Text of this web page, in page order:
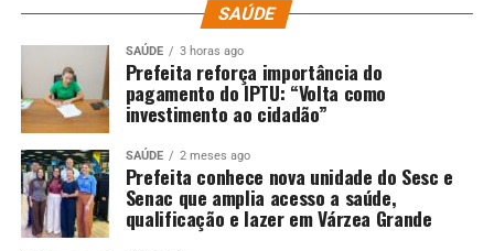
SAÚDE
SAÚDE 3 horas ago
Prefeita reforça importância do
pagamento do IPTU: “Volta como
investimento ao cidadão”
SAÚDE 2 meses ago
Prefeita conhece nova unidade do Sesc e
Senac que amplia acesso a saúde,
qualificação e lazer em Várzea Grande